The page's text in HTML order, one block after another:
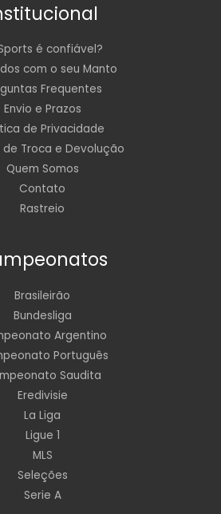
é confiável?
com o seu Manto
Frequentes
Envio e Prazos
de Privacidade
Troca e Devolução
Quem Somos
Contato
Rastreio
Brasileirão
Bundesliga
Argentino
Português
Saudita
Eredivisie
La Liga
Ligue 1
MLS
Seleções
Serie A